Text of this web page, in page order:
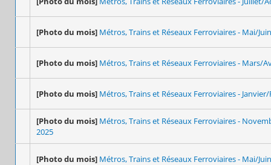
[Photo du mois] Métros, Trains et Réseaux Ferroviaires - Mai/
[Photo du mois] Métros, Trains et Réseaux Ferroviaires - Mars/
[Photo du mois] Métros, Trains et Réseaux Ferroviaires -
[Photo du mois] Métros, Trains et Réseaux Ferroviaires -
2025
[Photo du mois] Métros, Trains et Réseaux Ferroviaires - Mai/